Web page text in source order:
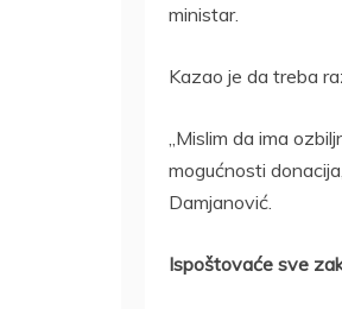
ministar.
Kazao je da treba
„Mislim da ima
mogućnosti
Damjanović.
Ispoštovaće sve